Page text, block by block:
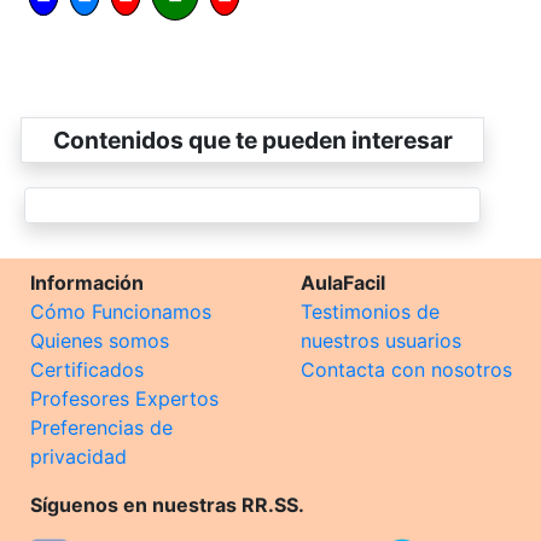
Contenidos que te pueden interesar
Información
Cómo Funcionamos
Quienes somos
Certificados
Profesores Expertos
Preferencias de
privacidad
AulaFacil
Testimonios de
nuestros usuarios
Contacta con nosotros
Síguenos en nuestras RR.SS.